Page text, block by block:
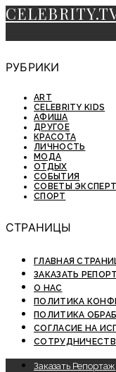
РУБРИКИ
ART
CELEBRITY KIDS
АФИША
ДРУГОЕ
КРАСОТА
ЛИЧНОСТЬ
МОДА
ОТДЫХ
СОБЫТИЯ
СОВЕТЫ
СПОРТ
СТРАНИЦЫ
ГЛАВНАЯ
ЗАКАЗАТЬ
О НАС
ПОЛИТИКА
ПОЛИТИКА
СОГЛАСИЕ НА
Заказать Репортаж